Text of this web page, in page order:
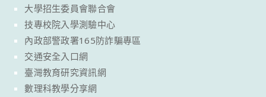
大學招生委員會聯合會
技專校院入學測驗中心
內政部警政署165防詐騙專區
交通安全入口網
臺灣教育研究資訊網
數理科教學分享網